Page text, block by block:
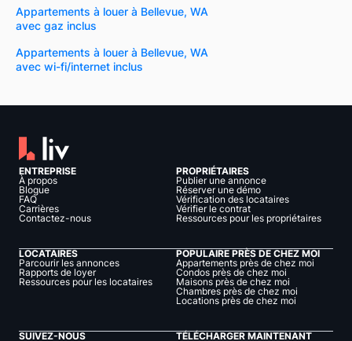
Appartements à louer à Bellevue, WA
avec gaz inclus
Appartements à louer à Bellevue, WA
avec wi-fi/internet inclus
ENTREPRISE
À propos
Blogue
FAQ
Carrières
Contactez-nous
PROPRIÉTAIRES
Publier une annonce
Réserver une démo
Vérification des locataires
Vérifier le contrat
Ressources pour les propriétaires
LOCATAIRES
Parcourir les annonces
Rapports de loyer
Ressources pour les locataires
POPULAIRE PRÈS DE CHEZ MOI
Appartements près de chez moi
Condos près de chez moi
Maisons près de chez moi
Chambres près de chez moi
Locations près de chez moi
SUIVEZ-NOUS TÉLÉCHARGER MAINTENANT